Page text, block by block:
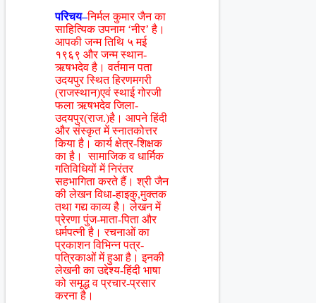
परिचय–निर्मल कुमार जैन का
साहित्यिक उपनाम ‘नीर’ है।
आपकी जन्म तिथि ५ मई
१९६९ और जन्म स्थान-
ऋषभदेव है। वर्तमान पता
उदयपुर स्थित हिरणमगरी
(राजस्थान)एवं स्थाई गोरजी
फला ऋषभदेव जिला-
उदयपुर(राज.)है। आपने हिंदी
और संस्कृत में स्नातकोत्तर
किया है। कार्य क्षेत्र-शिक्षक
का है। सामाजिक व धार्मिक
गतिविधियों में निरंतर
सहभागिता करते हैं। श्री जैन
की लेखन विधा-हाइकु,मुक्तक
तथा गद्य काव्य है। लेखन में
प्रेरणा पुंज-माता-पिता और
धर्मपत्नी है। रचनाओं का
प्रकाशन विभिन्न पत्र-
पत्रिकाओं में हुआ है। इनकी
लेखनी का उद्देश्य-हिंदी भाषा
को समृद्ध व प्रचार-प्रसार
करना है।